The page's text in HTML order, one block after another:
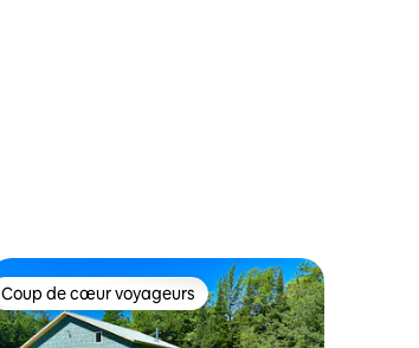
Coup de cœur voyageurs
Coup de cœur voyageurs